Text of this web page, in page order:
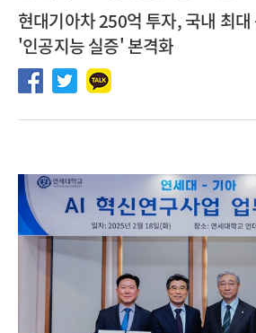
현대기아차 250억 투자, 국내 최
'인공지능 실증' 본격화